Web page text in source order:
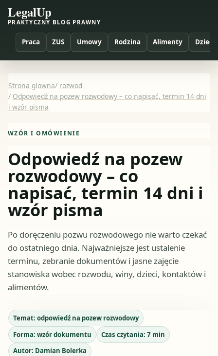
LegalUp
PRAKTYCZNY BLOG PRAWNY
Praca ZUS Umowy Rodzina Alimenty Dzieci
Strona glowna/ rozwod
/ Odpowiedź na pozew rozwodowy – co napisać, termin 14 dni
i wzór pisma
WZÓR I OMÓWIENIE
Odpowiedź na pozew
rozwodowy – co
napisać, termin 14 dni i
wzór pisma
Po doręczeniu pozwu rozwodowego nie warto czekać
do ostatniego dnia. Najważniejsze jest ustalenie
terminu, zebranie dokumentów i jasne zajęcie
stanowiska wobec rozwodu, winy, dzieci, kontaktów i
alimentów.
Temat: odpowiedź na pozew rozwodowy
Forma: wzór dokumentu Czas czytania: 7 min
Autor: Damian Bolerka